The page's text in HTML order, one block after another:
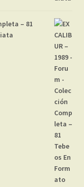
– 81